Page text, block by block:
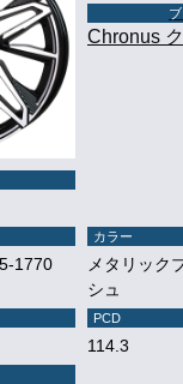
Chronus
1770
カラー
メタリック
シュ
PCD
114.3